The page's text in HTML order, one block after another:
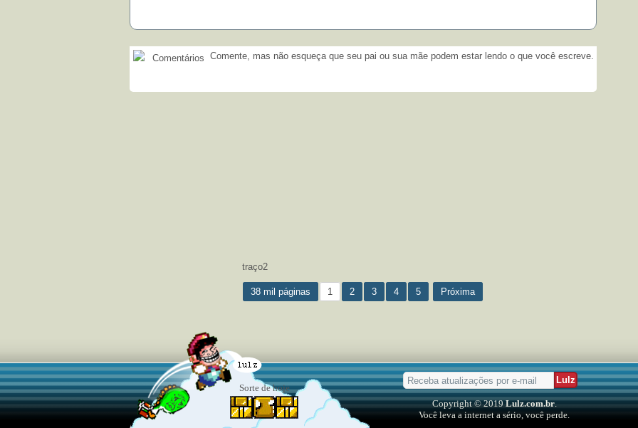
Comentários Comente, mas não esqueça que seu pai ou sua mãe podem estar lendo o que você escreve.
traço2
38 mil páginas 1 2 3 4 5 Próxima
Sorte de hoje
Copyright © 2019Lulz.com.br.
Você leva a internet a sério, você perde.